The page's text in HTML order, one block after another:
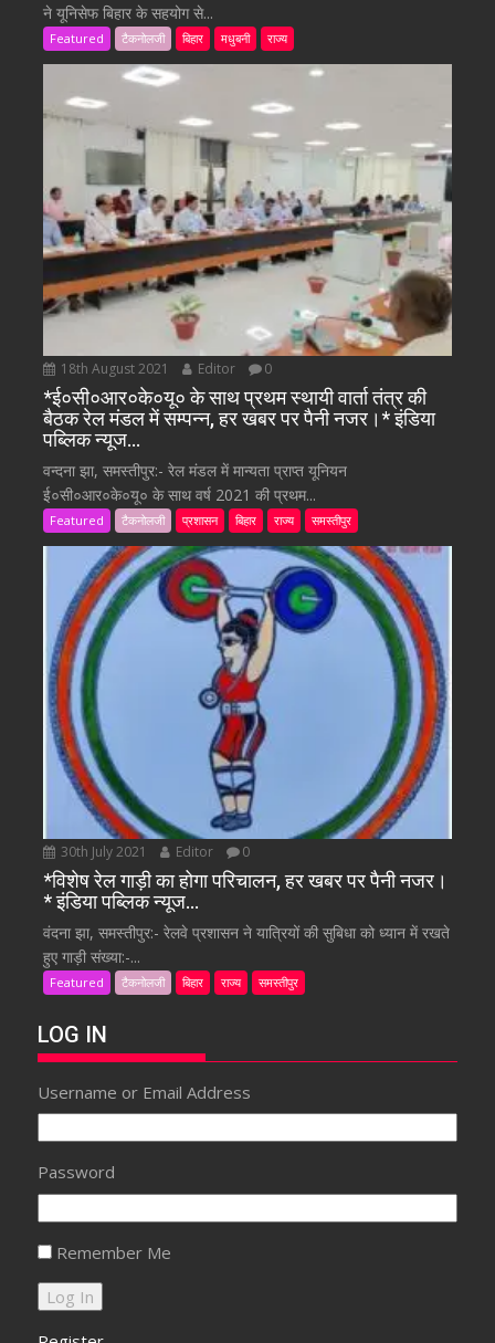
ने यूनिसेफ बिहार के सहयोग से...
Featured टैकनोलजी बिहार मधुबनी राज्य
18th August 2021 Editor 0
*ई०सी०आर०के०यू० के साथ प्रथम स्थायी वार्ता तंत्र की
बैठक रेल मंडल में सम्पन्न, हर खबर पर पैनी नजर।* इंडिया
पब्लिक न्यूज…
वन्दना झा, समस्तीपुर:- रेल मंडल में मान्यता प्राप्त यूनियन
ई०सी०आर०के०यू० के साथ वर्ष 2021 की प्रथम...
Featured टैकनोलजी प्रशासन बिहार राज्य समस्तीपुर
30th July 2021 Editor 0
*विशेष रेल गाड़ी का होगा परिचालन, हर खबर पर पैनी नजर।
* इंडिया पब्लिक न्यूज…
वंदना झा, समस्तीपुर:- रेलवे प्रशासन ने यात्रियों की सुबिधा को ध्यान में रखते
हुए गाड़ी संख्या:-...
Featured टैकनोलजी बिहार राज्य समस्तीपुर
LOG IN
Username or Email Address
Password
Remember Me